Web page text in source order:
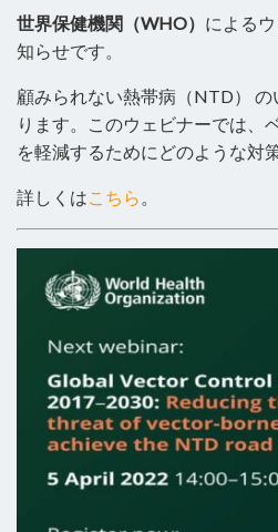
世界保健機関（WHO） による
知らせです。
顧みられない熱帯病（NTD）
ります。このウェビナーでは、
を軽減するためにどのような対
詳しくは こちら